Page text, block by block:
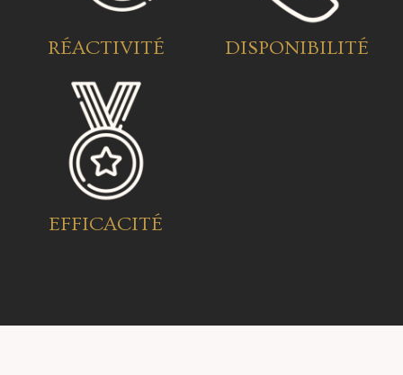
RÉACTIVITÉ DISPONIBILITÉ
EFFICACITÉ